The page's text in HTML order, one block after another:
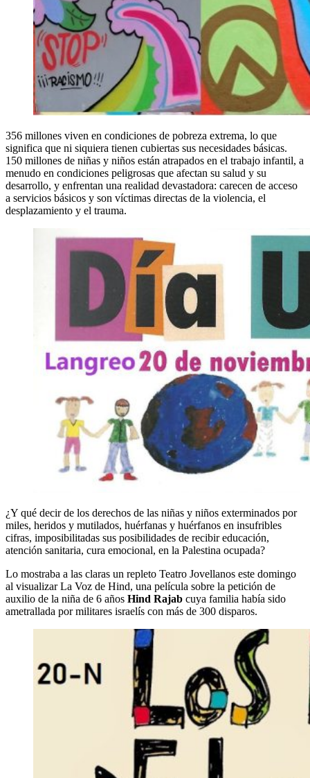
356 millones viven en condiciones de pobreza extrema, lo que
significa que ni siquiera tienen cubiertas sus necesidades básicas.
150 millones de niñas y niños están atrapados en el trabajo infantil, a
menudo en condiciones peligrosas que afectan su salud y su
desarrollo, y enfrentan una realidad devastadora: carecen de acceso
a servicios básicos y son víctimas directas de la violencia, el
desplazamiento y el trauma.
¿Y qué decir de los derechos de las niñas y niños exterminados por
miles, heridos y mutilados, huérfanas y huérfanos en insufribles
cifras, imposibilitadas sus posibilidades de recibir educación,
atención sanitaria, cura emocional, en la Palestina ocupada?
Lo mostraba a las claras un repleto Teatro Jovellanos este domingo
al visualizar La Voz de Hind, una película sobre la petición de
auxilio de la niña de 6 años Hind Rajab cuya familia había sido
ametrallada por militares israelís con más de 300 disparos.